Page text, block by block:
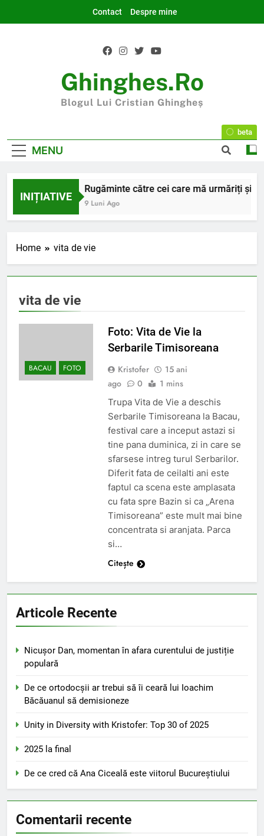
Contact Despre mine
Ghinghes.ro
Blogul Lui Cristian Ghingheș
MENU
beta
INIȚIATIVE
Luni Ago
Rugăminte către cei care mă urmăriți și
9 Luni Ago
Home vita de vie
vita de vie
BACAU FOTO
Foto: Vita de Vie la
Serbarile Timisoreana
Kristofer
15 ani
ago
0 1 mins
Trupa Vita de Vie a deschis
Serbarile Timisoreana la Bacau,
festival care a inceput astazi si
tine pana duminica, zi in care se
sfarsese intreg turul Serbarilor.
Diferit fata de ceilalti ani este
faptul ca scena este amplasata
cu fata spre Bazin si ca „Arena
Timisoreana” este mult mai bine
concentrata si aranjata. Parca
si…
Citește
Articole Recente
Nicușor Dan, momentan în afara curentului de justiție
populară
De ce ortodocșii ar trebui să îi ceară lui Ioachim
Băcăuanul să demisioneze
Unity in Diversity with Kristofer: Top 30 of 2025
2025 la final
De ce cred că Ana Ciceală este viitorul Bucureștiului
Comentarii recente